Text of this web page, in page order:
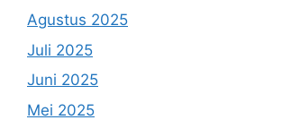
Agustus 2025
Juli 2025
Juni 2025
Mei 2025